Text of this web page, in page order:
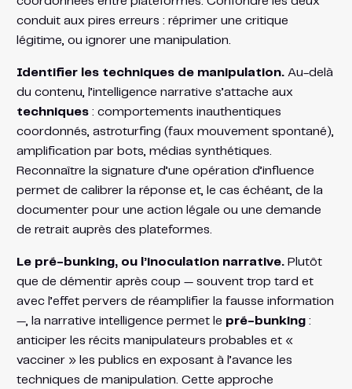
conduit aux pires erreurs : réprimer une critique
légitime, ou ignorer une manipulation.
Identifier les techniques de manipulation.Au-delà
du contenu, l’intelligence narrative s’attache aux
techniques: comportements inauthentiques
coordonnés, astroturfing (faux mouvement spontané),
amplification par bots, médias synthétiques.
Reconnaître la signature d’une opération d’influence
permet de calibrer la réponse et, le cas échéant, de la
documenter pour une action légale ou une demande
de retrait auprès des plateformes.
Le pré-bunking, ou l’inoculation narrative.Plutôt
que de démentir après coup — souvent trop tard et
avec l’effet pervers de réamplifier la fausse information
—, la narrative intelligence permet le pré-bunking:
anticiper les récits manipulateurs probables et «
vacciner » les publics en exposant à l’avance les
techniques de manipulation. Cette approche